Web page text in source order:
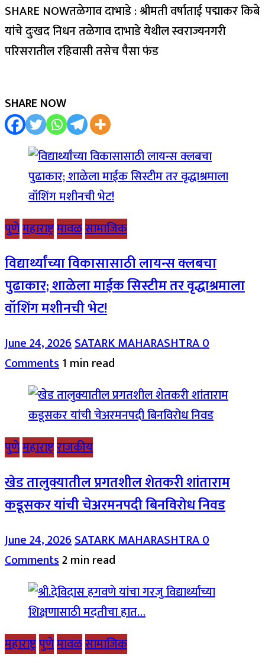
SHARE NOWतळेगाव दाभाडे : श्रीमती वर्षाताई पद्माकर किबे
यांचे दुःखद निधन तळेगाव दाभाडे येथील स्वराज्यनगरी
परिसरातील रहिवासी तसेच पैसा फंड
SHARE NOW
पुणेमहाराष्ट्रमावळसामाजिक
विद्यार्थ्यांच्या विकासासाठी लायन्स क्लबचा
पुढाकार; शाळेला माईक सिस्टीम तर वृद्धाश्रमाला
वॉशिंग मशीनची भेट!
June 24, 2026SATARK MAHARASHTRA0
Comments1 min read
पुणेमहाराष्ट्रराजकीय
खेड तालुक्यातील प्रगतशील शेतकरी शांताराम
कडूसकर यांची चेअरमनपदी बिनविरोध निवड
June 24, 2026SATARK MAHARASHTRA0
Comments2 min read
महाराष्ट्रपुणेमावळसामाजिक